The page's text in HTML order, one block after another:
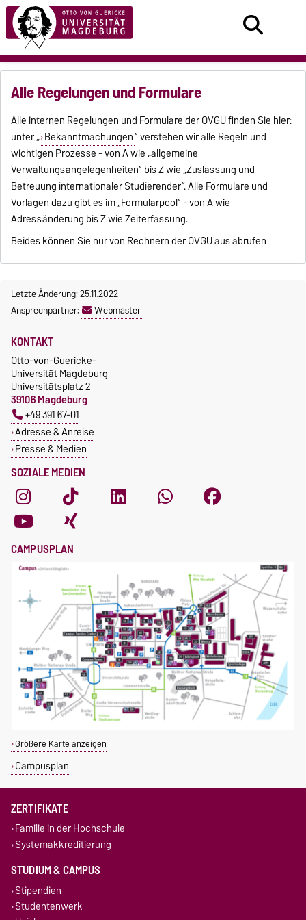
Alle Regelungen und Formulare
Alle internen Regelungen und Formulare der OVGU finden Sie hier:
unter „ Bekanntmachungen“ verstehen wir alle Regeln und
wichtigen Prozesse - von A wie „allgemeine
Verwaltungsangelegenheiten“ bis Z wie „Zuslassung und
Betreuung internationaler Studierender“. Alle Formulare und
Vorlagen dazu gibt es im „Formularpool“ - von A wie
Adressänderung bis Z wie Zeiterfassung.
Beides können Sie nur von Rechnern der OVGU aus abrufen
Letzte Änderung: 25.11.2022
Ansprechpartner:
Webmaster
SOZIALE MEDIEN
KONTAKT
Otto-von-Guericke-
Universität Magdeburg
Universitätsplatz 2
39106 Magdeburg
+49 391 67-01
Adresse & Anreise
Presse & Medien
CAMPUSPLAN
Größere Karte anzeigen
Campusplan
ZERTIFIKATE
Familie in der Hochschule
Systemakkreditierung
STUDIUM & CAMPUS
Stipendien
Studentenwerk